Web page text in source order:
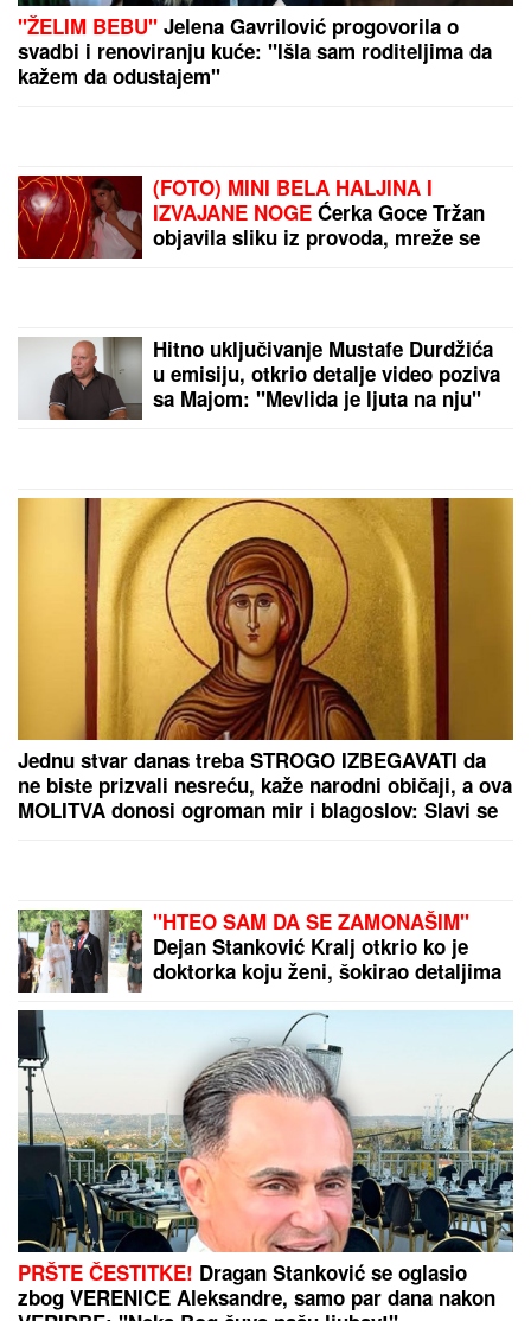
"ŽELIM BEBU" Jelena Gavrilović progovorila o
svadbi i renoviranju kuće: "Išla sam roditeljima da
kažem da odustajem"
(FOTO) MINI BELA HALJINA I
IZVAJANE NOGE Ćerka Goce Tržan
objavila sliku iz provoda, mreže se
Hitno uključivanje Mustafe Durdžića
u emisiju, otkrio detalje video poziva
sa Majom: "Mevlida je ljuta na nju"
Jednu stvar danas treba STROGO IZBEGAVATI da
ne biste prizvali nesreću, kaže narodni običaji, a ova
MOLITVA donosi ogroman mir i blagoslov: Slavi se
"HTEO SAM DA SE ZAMONAŠIM"
Dejan Stanković Kralj otkrio ko je
doktorka koju ženi, šokirao detaljima
PRŠTE ČESTITKE! Dragan Stanković se oglasio
zbog VERENICE Aleksandre, samo par dana nakon